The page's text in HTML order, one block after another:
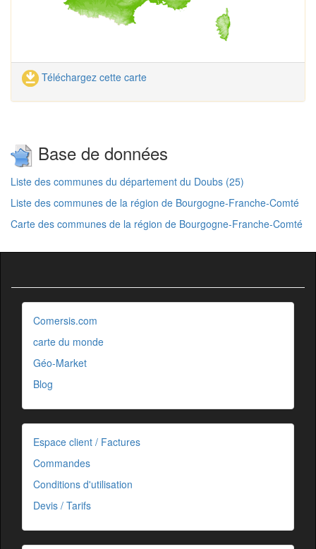
Téléchargez cette carte
Base de données
Liste des communes du département du Doubs (25)
Liste des communes de la région de Bourgogne-Franche-Comté
Carte des communes de la région de Bourgogne-Franche-Comté
Comersis.com
carte du monde
Géo-Market
Blog
Espace client / Factures
Commandes
Conditions d'utilisation
Devis / Tarifs